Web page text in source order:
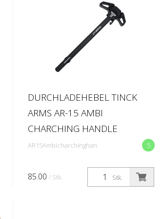
DURCHLADEHEBEL TINCK
ARMS AR-15 AMBI
CHARCHING HANDLE
5
AR15Ambicharchinghan
Stk.
85.00 / Stk.